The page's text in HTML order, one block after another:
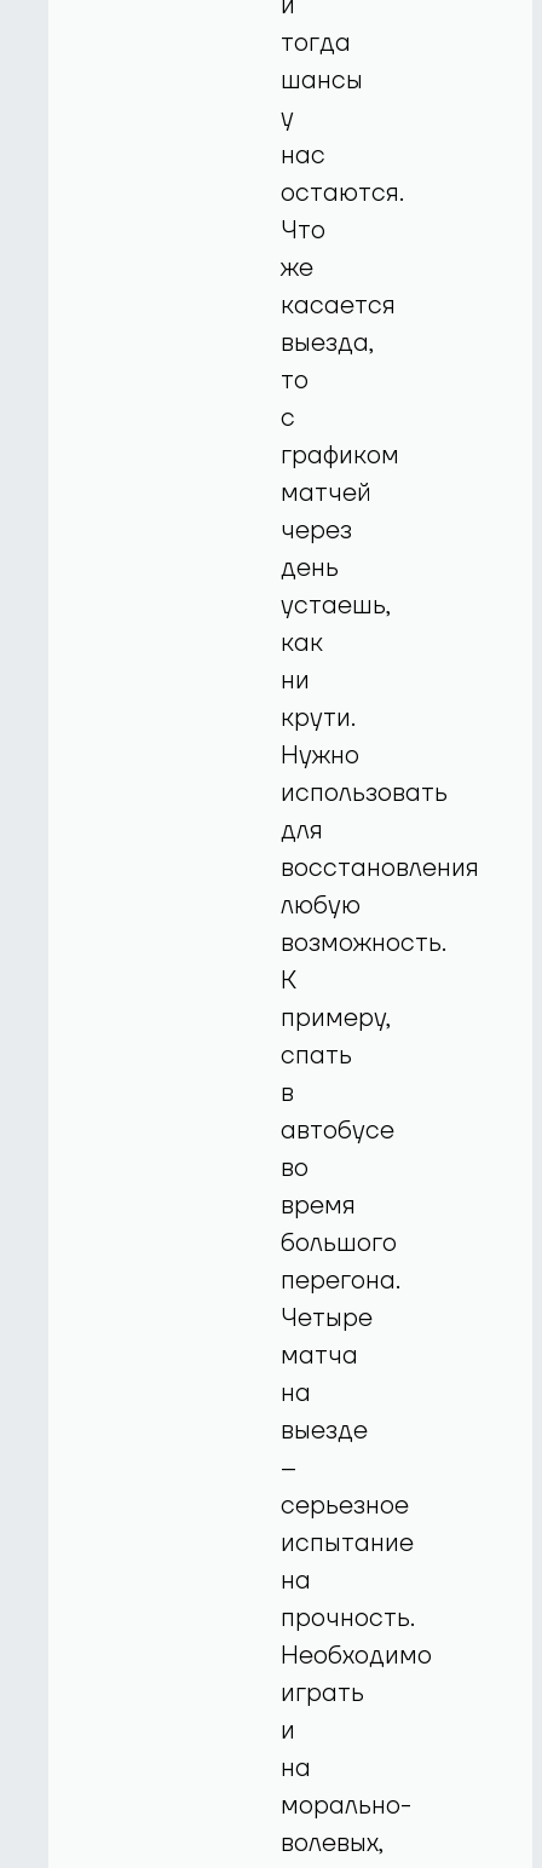
тогда
шансы
у
нас
остаются.
Что
же
касается
выезда,
то
с
графиком
матчей
через
день
устаешь,
как
ни
крути.
Нужно
использовать
для
восстановления
любую
возможность.
К
примеру,
спать
в
автобусе
во
время
большого
перегона.
Четыре
матча
на
выезде
–
серьезное
испытание
на
прочность.
Необходимо
играть
и
на
морально-
волевых,